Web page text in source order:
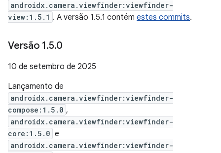
androidx.camera.viewfinder:viewfinder-
view:1.5.1 . A versão 1.5.1 contém estes commits.
Versão 1.5.0
10 de setembro de 2025
Lançamento de
androidx.camera.viewfinder:viewfinder-
compose:1.5.0 ,
androidx.camera.viewfinder:viewfinder-
core:1.5.0 e
androidx.camera.viewfinder:viewfinder-